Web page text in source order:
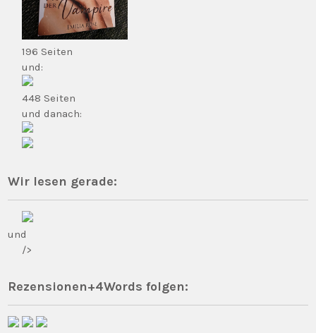
196 Seiten
und:
448 Seiten
und danach:
Wir lesen gerade:
und
/>
Rezensionen+4Words folgen: